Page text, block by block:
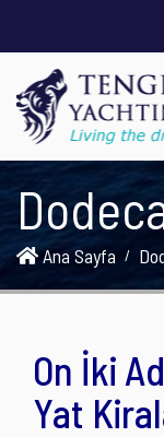
Ana Sayfa
On İki
Yat